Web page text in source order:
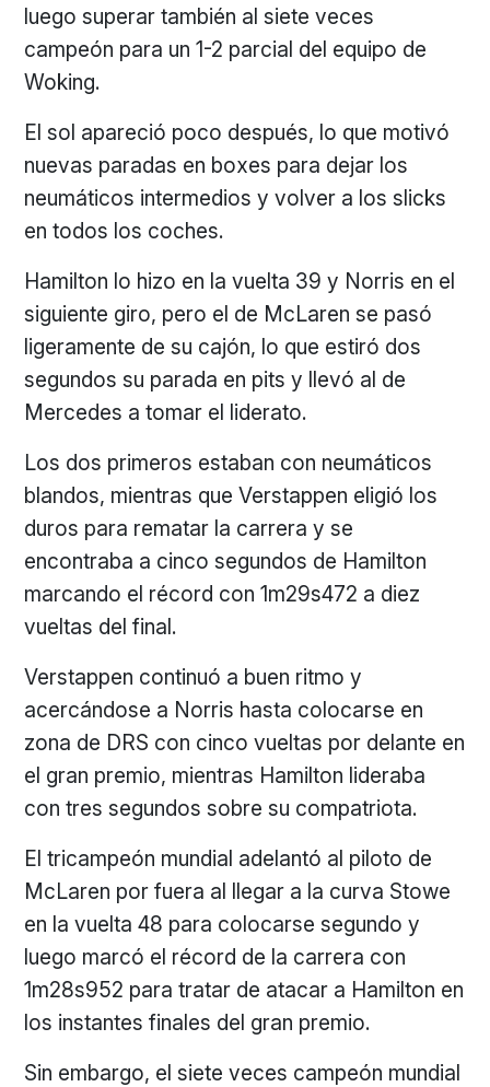
luego superar también al siete veces
campeón para un 1-2 parcial del equipo de
Woking.
El sol apareció poco después, lo que motivó
nuevas paradas en boxes para dejar los
neumáticos intermedios y volver a los slicks
en todos los coches.
Hamilton lo hizo en la vuelta 39 y Norris en el
siguiente giro, pero el de McLaren se pasó
ligeramente de su cajón, lo que estiró dos
segundos su parada en pits y llevó al de
Mercedes a tomar el liderato.
Los dos primeros estaban con neumáticos
blandos, mientras que Verstappen eligió los
duros para rematar la carrera y se
encontraba a cinco segundos de Hamilton
marcando el récord con 1m29s472 a diez
vueltas del final.
Verstappen continuó a buen ritmo y
acercándose a Norris hasta colocarse en
zona de DRS con cinco vueltas por delante en
el gran premio, mientras Hamilton lideraba
con tres segundos sobre su compatriota.
El tricampeón mundial adelantó al piloto de
McLaren por fuera al llegar a la curva Stowe
en la vuelta 48 para colocarse segundo y
luego marcó el récord de la carrera con
1m28s952 para tratar de atacar a Hamilton en
los instantes finales del gran premio.
Sin embargo, el siete veces campeón mundial